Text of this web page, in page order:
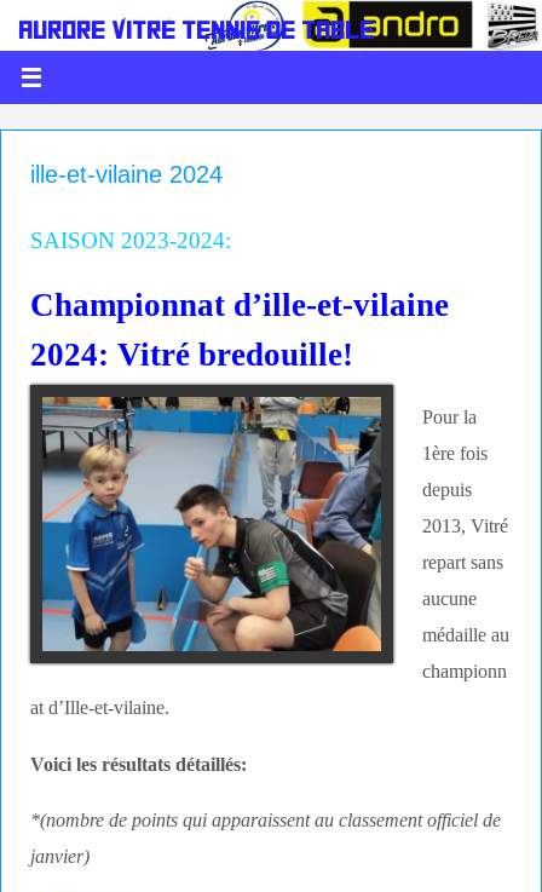
AURORE VITRÉ TENNIS DE TABLE
LE PING C'EST DE LA BALLE
ille-et-vilaine 2024
SAISON 2023-2024:
Championnat d’ille-et-vilaine
2024: Vitré bredouille!
Pour la
1ère fois
depuis
2013, Vitré
repart sans
aucune
médaille au
championn
at d’Ille-et-vilaine.
Voici les résultats détaillés:
*(nombre de points qui apparaissent au classement officiel de
janvier)